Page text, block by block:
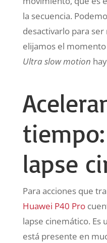
la secuencia.
desactivarlo para
elijamos el
Ultra slow motion
lapse
Para acciones que
Huawei P40 Pro
lapse cinemático. Es
está presente en